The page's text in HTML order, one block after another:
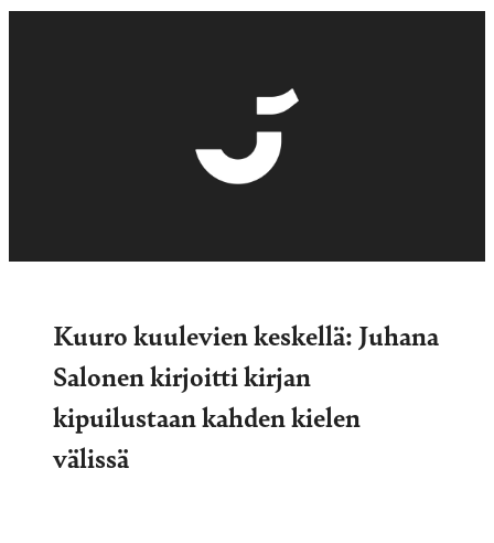
Kuuro kuulevien keskellä: Juhana
Salonen kirjoitti kirjan
kipuilustaan kahden kielen
välissä